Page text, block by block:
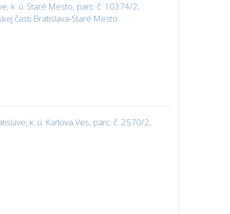
k. ú. Staré Mesto, parc. č. 10374/2,
časti Bratislava-Staré Mesto
k. ú. Karlova Ves, parc. č. 2570/2,